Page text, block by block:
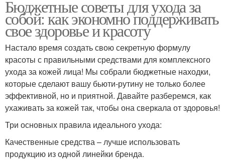
Бюджетные советы для ухода за
собой: как экономно поддерживать
свое здоровье и красоту
Настало время создать свою секретную формулу
красоты с правильными средствами для комплексного
ухода за кожей лица! Мы собрали бюджетные находки,
которые сделают вашу бьюти-рутину не только более
эффективной, но и приятной. Давайте разберемся, как
ухаживать за кожей так, чтобы она сверкала от здоровья!
Три основных правила идеального ухода:
Качественные средства – лучше использовать
продукцию из одной линейки бренда.